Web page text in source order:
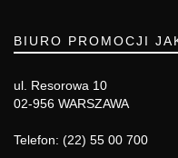
BIURO PROMOCJI
ul. Resorowa 10
02-956 WARSZAWA
Telefon: (22) 55 00 700